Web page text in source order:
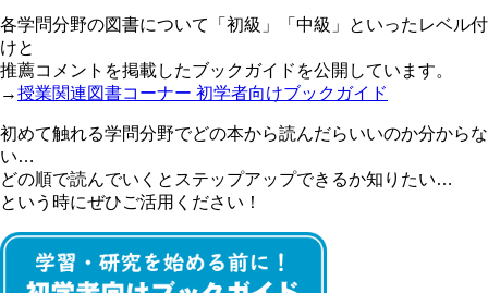
各学問分野の図書について「初級」「中級」といったレベル付
けと
推薦コメントを掲載したブックガイドを公開しています。
→授業関連図書コーナー 初学者向けブックガイド
初めて触れる学問分野でどの本から読んだらいいのか分からな
い…
どの順で読んでいくとステップアップできるか知りたい…
という時にぜひご活用ください！